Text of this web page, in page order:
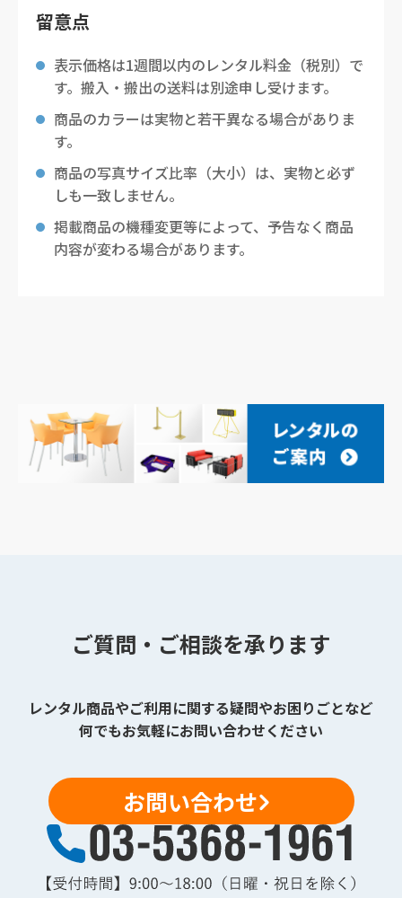
留意点
表示価格は1週間以内のレンタル料金（税別）で
す。搬入・搬出の送料は別途申し受けます。
商品のカラーは実物と若干異なる場合がありま
す。
商品の写真サイズ比率（大小）は、実物と必ず
しも一致しません。
掲載商品の機種変更等によって、予告なく商品
内容が変わる場合があります。
ご質問・ご相談を承ります
レンタル商品やご利用に関する疑問やお困りごとなど
何でもお気軽にお問い合わせください
お問い合わせ